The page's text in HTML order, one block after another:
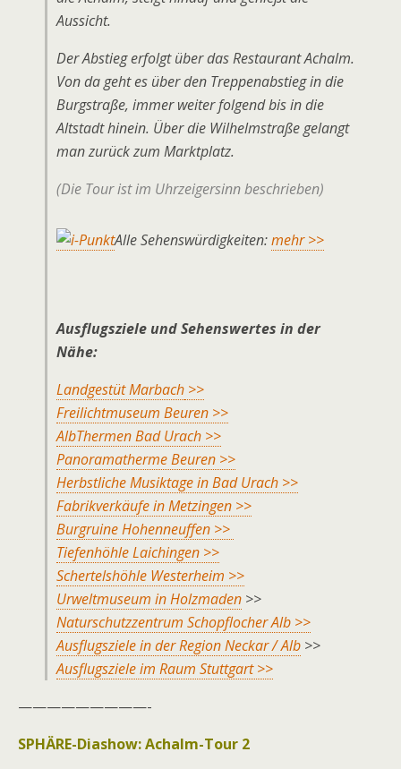
Aussicht.
Der Abstieg erfolgt über das Restaurant Achalm.
Von da geht es über den Treppenabstieg in die
Burgstraße, immer weiter folgend bis in die
Altstadt hinein. Über die Wilhelmstraße gelangt
man zurück zum Marktplatz.
(Die Tour ist im Uhrzeigersinn beschrieben)
Alle Sehenswürdigkeiten:mehr >>
Ausflugsziele und Sehenswertes in der
Nähe:
Landgestüt Marbach >>
Freilichtmuseum Beuren >>
AlbThermen Bad Urach >>
Panoramatherme Beuren >>
Herbstliche Musiktage in Bad Urach >>
Fabrikverkäufe in Metzingen >>
Burgruine Hohenneuffen >>
Tiefenhöhle Laichingen >>
Schertelshöhle Westerheim >>
Urweltmuseum in Holzmaden >>
Naturschutzzentrum Schopflocher Alb >>
Ausflugsziele in der Region Neckar / Alb >>
Ausflugsziele im Raum Stuttgart >>
—————————-
SPHÄRE-Diashow:Achalm-Tour 2